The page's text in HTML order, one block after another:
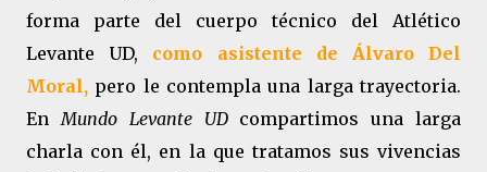
forma parte del cuerpo técnico del Atlético
Levante UD, como asistente de Álvaro Del
Moral, pero le contempla una larga trayectoria.
EnMundo Levante UDcompartimos una larga
charla con él, en la que tratamos sus vivencias